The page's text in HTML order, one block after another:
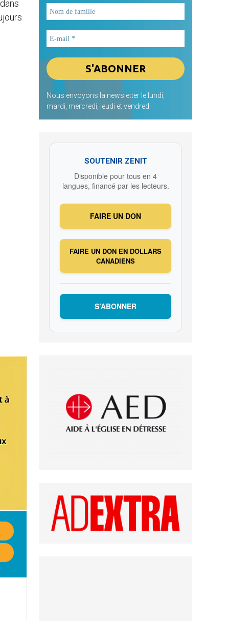
Nous envoyons la newsletter le lundi,
mardi, mercredi, jeudi et vendredi
SOUTENIR ZENIT
Disponible pour tous en 4
langues, financé par les lecteurs.
FAIRE UN DON
FAIRE UN DON EN DOLLARS
CANADIENS
S’ABONNER